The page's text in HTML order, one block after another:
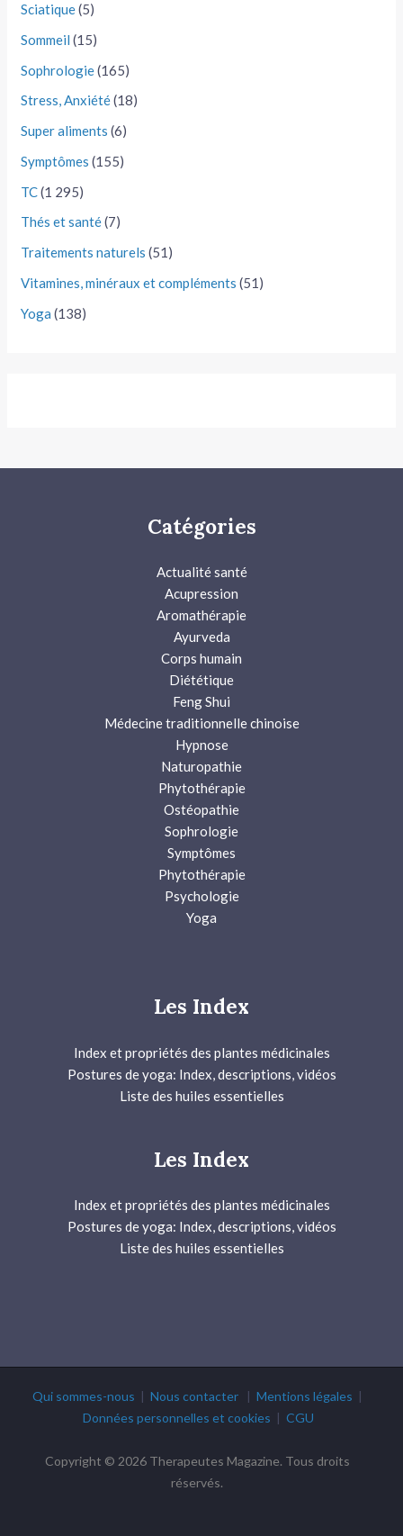
Sciatique(5)
Sommeil (15)
Sophrologie(165)
Stress, Anxiété(18)
Super aliments (6)
Symptômes (155)
TC(1 295)
Thés et santé(7)
Traitements naturels (51)
Vitamines, minéraux et compléments (51)
Yoga (138)
Catégories
Actualité santé
Acupression
Aromathérapie
Ayurveda
Corps humain
Diététique
Feng Shui
Médecine traditionnelle chinoise
Hypnose
Naturopathie
Phytothérapie
Ostéopathie
Sophrologie
Symptômes
Phytothérapie
Psychologie
Yoga
Les Index
Index et propriétés des plantes médicinales
Postures de yoga: Index, descriptions, vidéos
Liste des huiles essentielles
Les Index
Index et propriétés des plantes médicinales
Postures de yoga: Index, descriptions, vidéos
Liste des huiles essentielles
Qui sommes-nous | Nous contacter| Mentions légales |
Données personnelles et cookies | CGU
Copyright © 2026 Therapeutes Magazine. Tous droits
réservés.